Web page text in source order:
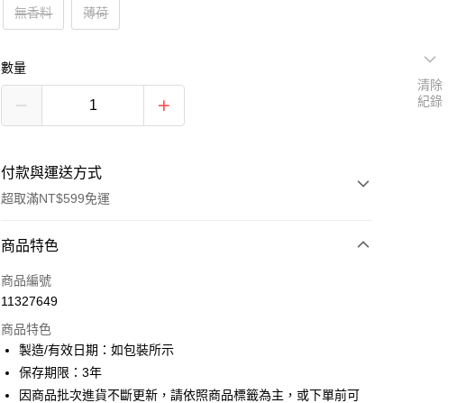
無香料 薄荷
數量
付款與運送方式
超取滿NT$599免運
付款方式
信用卡一次付款
LINE Pay
Apple Pay
商品特色
商品編號
11327649
商品特色
製造/有效日期：如包裝所示
保存期限：3年
因商品批次進貨不斷更新，請依照商品標籤為主，或下單前可
清除
紀錄